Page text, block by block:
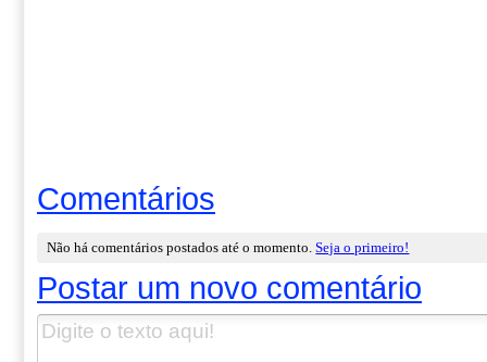
Comentários
Não há comentários postados até o momento.Seja o primeiro!
Postar um novo comentário